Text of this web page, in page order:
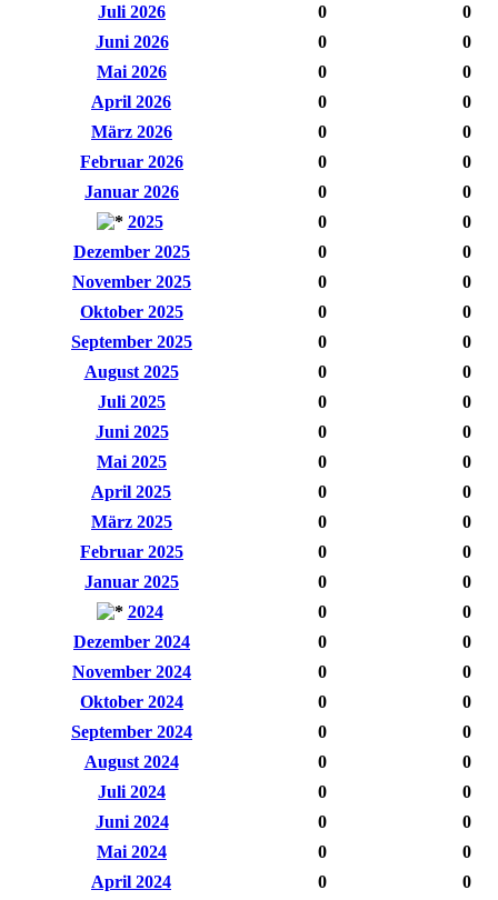
Juli 2026
0
0
Juni 2026
0
0
Mai 2026
0
0
April 2026
0
0
März 2026
0
0
Februar 2026
0
0
Januar 2026
0
0
2025
0
0
Dezember 2025
0
0
November 2025
0
0
Oktober 2025
0
0
September 2025
0
0
August 2025
0
0
Juli 2025
0
0
Juni 2025
0
0
Mai 2025
0
0
April 2025
0
0
März 2025
0
0
Februar 2025
0
0
Januar 2025
0
0
2024
0
0
Dezember 2024
0
0
November 2024
0
0
Oktober 2024
0
0
September 2024
0
0
August 2024
0
0
Juli 2024
0
0
Juni 2024
0
0
Mai 2024
0
0
April 2024
0
0